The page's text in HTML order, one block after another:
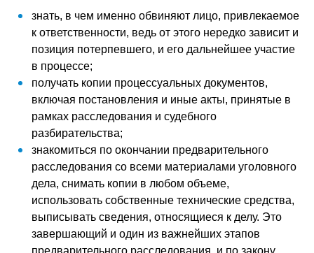
знать, в чем именно обвиняют лицо, привлекаемое
к ответственности, ведь от этого нередко зависит и
позиция потерпевшего, и его дальнейшее участие
в процессе;
получать копии процессуальных документов,
включая постановления и иные акты, принятые в
рамках расследования и судебного
разбирательства;
знакомиться по окончании предварительного
расследования со всеми материалами уголовного
дела, снимать копии в любом объеме,
использовать собственные технические средства,
выписывать сведения, относящиеся к делу. Это
завершающий и один из важнейших этапов
предварительного расследования, и по закону